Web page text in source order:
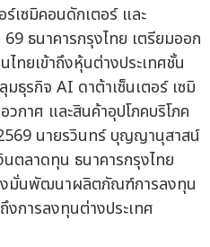
เซมิคอนดักเตอร์ และ
69 ธนาคารกรุงไทย เตรียมออก
ทยเข้าถึงหุ้นต่างประเทศชั้น
ธุรกิจ AI ดาต้าเซ็นเตอร์ เซมิ
กาศ และสินค้าอุปโภคบริโภค
นายรวินทร์ บุญญานุสาสน์
ตลาดทุน ธนาคารกรุงไทย
งมั่นพัฒนาผลิตภัณฑ์การลงทุน
งการลงทุนต่างประเทศ